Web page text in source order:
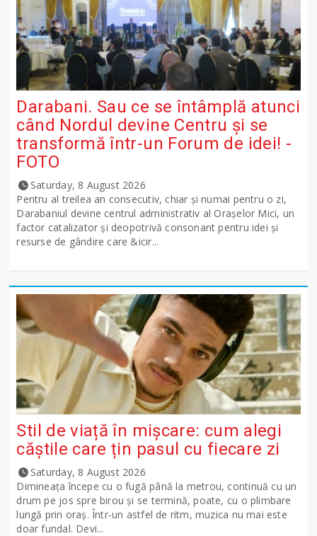
Darabani. Sau ce se întâmplă atunci
când Nordul devine Centru și se
transformă într-un Forum de idei! -
FOTO
Saturday, 8 August 2026
Pentru al treilea an consecutiv, chiar și numai pentru o zi,
Darabaniul devine centrul administrativ al Orașelor Mici, un
factor catalizator și deopotrivă consonant pentru idei și
resurse de gândire care &icir...
Stil de viață în mișcare: cum alegi
căștile care țin pasul cu fiecare zi
Saturday, 8 August 2026
Dimineața începe cu o fugă până la metrou, continuă cu un
drum pe jos spre birou și se termină, poate, cu o plimbare
lungă prin oraș. Într-un astfel de ritm, muzica nu mai este
doar fundal. Devi...